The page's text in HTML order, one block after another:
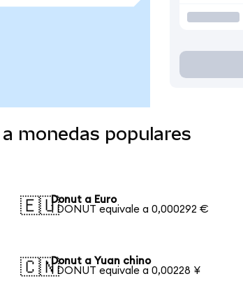
monedas populares
🇪🇺Donut a Euro
1 DONUT equivale a 0,000292 €
🇨🇳Donut a Yuan chino
1 DONUT equivale a 0,00228 ¥